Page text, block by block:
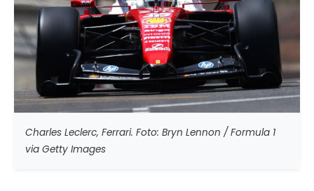
Charles Leclerc, Ferrari. Foto: Bryn Lennon / Formula 1
via Getty Images